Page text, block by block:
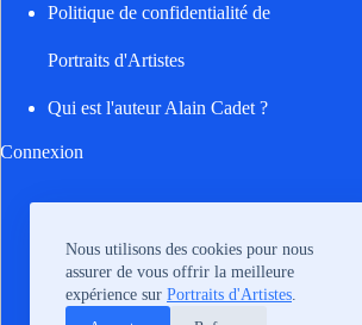
Nous utilisons des cookies pour nous
assurer de vous offrir la meilleure
expérience sur Portraits d'Artistes.
Politique de confidentialité de
Portraits d'Artistes
Qui est l'auteur Alain Cadet ?
Connexion